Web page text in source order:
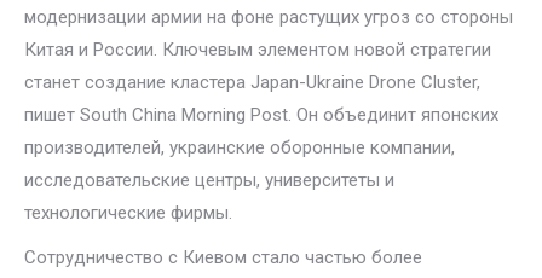
модернизации армии на фоне растущих угроз со стороны
Китая и России. Ключевым элементом новой стратегии
станет создание кластера Japan-Ukraine Drone Cluster,
пишет South China Morning Post. Он объединит японских
производителей, украинские оборонные компании,
исследовательские центры, университеты и
технологические фирмы.
Сотрудничество с Киевом стало частью более